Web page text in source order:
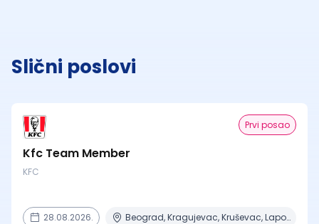
Slični poslovi
Prvi posao
Kfc Team Member
KFC
28.08.2026. Beograd, Kragujevac, Kruševac, Lapovo, Niš + 4 mesta